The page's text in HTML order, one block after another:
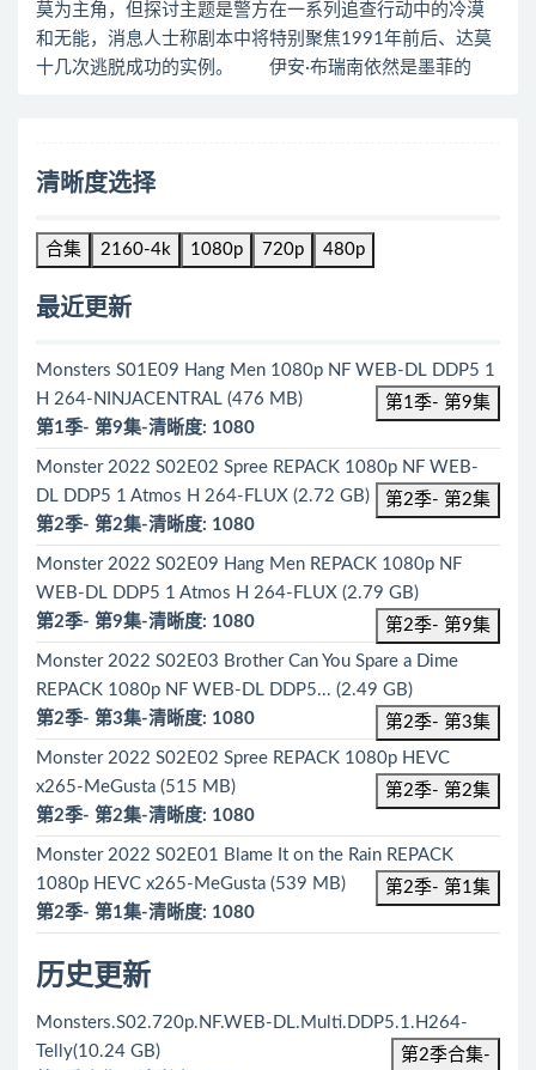
莫为主角，但探讨主题是警方在一系列追查行动中的冷漠
和无能，消息人士称剧本中将特别聚焦1991年前后、达莫
十几次逃脱成功的实例。 伊安·布瑞南依然是墨菲的
清晰度选择
合集 2160-4k 1080p 720p 480p
最近更新
Monsters S01E09 Hang Men 1080p NF WEB-DL DDP5 1
H 264-NINJACENTRAL (476 MB)
第1季- 第9集
第1季- 第9集-清晰度: 1080
Monster 2022 S02E02 Spree REPACK 1080p NF WEB-
DL DDP5 1 Atmos H 264-FLUX (2.72 GB)
第2季- 第2集
第2季- 第2集-清晰度: 1080
Monster 2022 S02E09 Hang Men REPACK 1080p NF
WEB-DL DDP5 1 Atmos H 264-FLUX (2.79 GB)
第2季- 第9集
第2季- 第9集-清晰度: 1080
Monster 2022 S02E03 Brother Can You Spare a Dime
REPACK 1080p NF WEB-DL DDP5... (2.49 GB)
第2季- 第3集
第2季- 第3集-清晰度: 1080
Monster 2022 S02E02 Spree REPACK 1080p HEVC
x265-MeGusta (515 MB)
第2季- 第2集
第2季- 第2集-清晰度: 1080
Monster 2022 S02E01 Blame It on the Rain REPACK
1080p HEVC x265-MeGusta (539 MB)
第2季- 第1集
第2季- 第1集-清晰度: 1080
历史更新
Monsters.S02.720p.NF.WEB-DL.Multi.DDP5.1.H264-
Telly(10.24 GB)
第2季合集-